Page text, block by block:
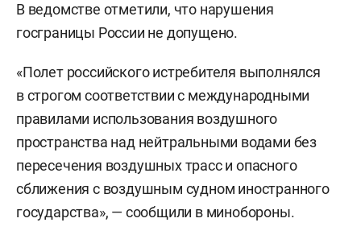
В ведомстве отметили, что нарушения
госграницы России не допущено.
«Полет российского истребителя выполнялся
в строгом соответствии с международными
правилами использования воздушного
пространства над нейтральными водами без
пересечения воздушных трасс и опасного
сближения с воздушным судном иностранного
государства», — сообщили в минобороны.